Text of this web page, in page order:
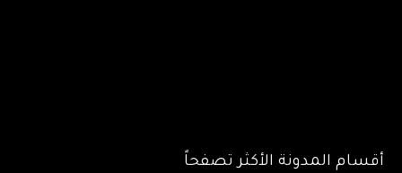
أقسام المدونة الأكثر تصفحاً